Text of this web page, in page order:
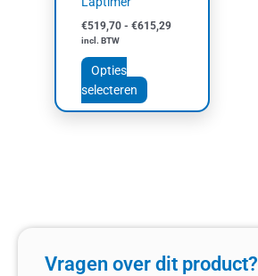
€519,70 - €615,29
incl. BTW
Opties
selecteren
de
Vragen over dit product?